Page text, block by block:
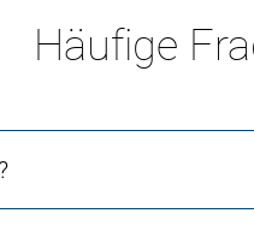
Häufige